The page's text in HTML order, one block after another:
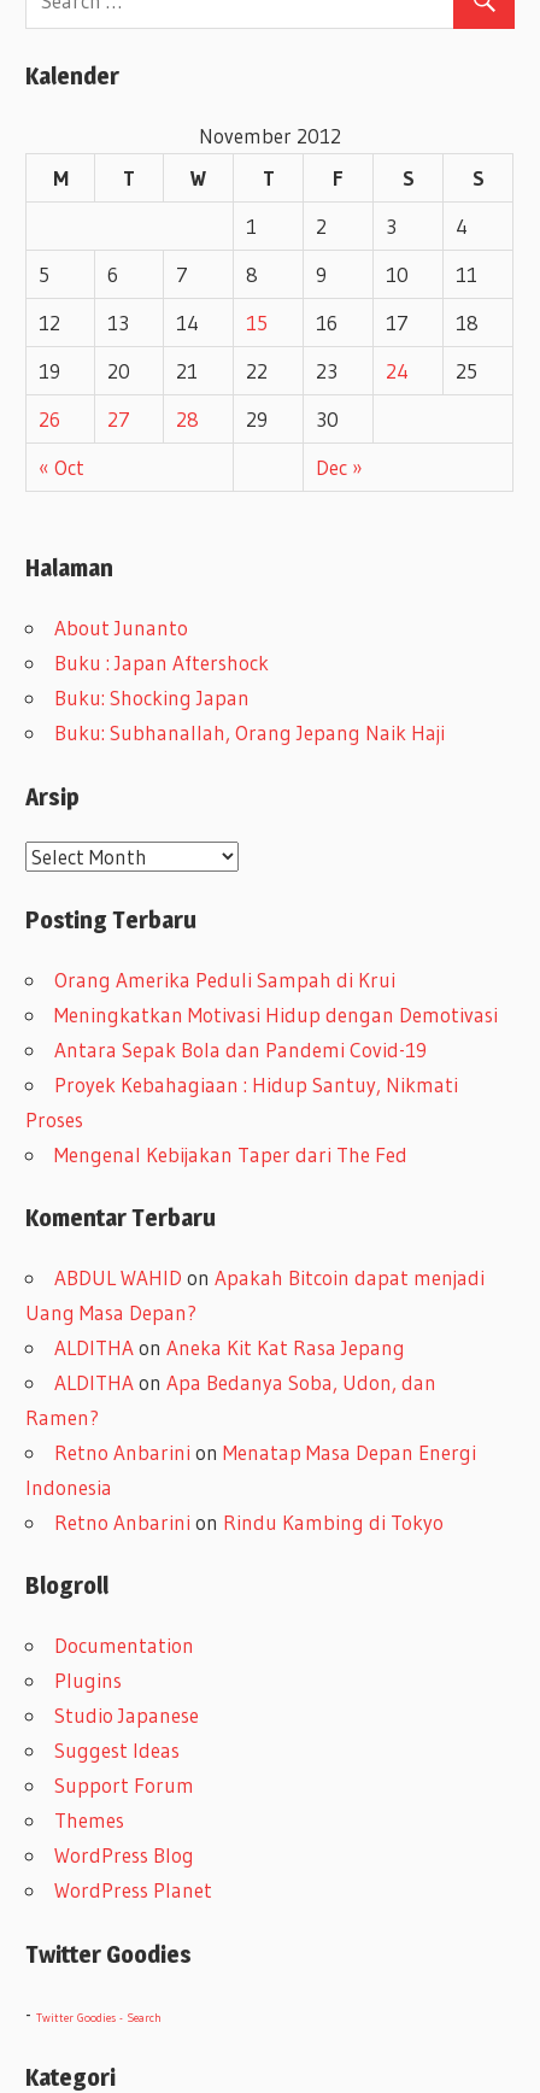
r
Kalender
November 2012
M
T W T F S S
« Oct Dec »
1 2 3
4
5
6 7 8 9 10
11
12
13 14 15 16 17
18
19
20 21 22 23 24
25
26
27 28 29 30
Halaman
About Junanto
Buku : Japan Aftershock
Buku: Shocking Japan
Buku: Subhanallah, Orang Jepang Naik Haji
Arsip
A
s
Posting Terbaru
Orang Amerika Peduli Sampah di Krui
Meningkatkan Motivasi Hidup dengan Demotivasi
Antara Sepak Bola dan Pandemi Covid-19
Proyek Kebahagiaan : Hidup Santuy, Nikmati
Proses
Mengenal Kebijakan Taper dari The Fed
Komentar Terbaru
ABDUL WAHID onApakah Bitcoin dapat menjadi
Uang Masa Depan?
ALDITHAonAneka Kit Kat Rasa Jepang
ALDITHAonApa Bedanya Soba, Udon, dan
Ramen?
Retno Anbarini onMenatap Masa Depan Energi
Indonesia
Retno Anbarini on Rindu Kambing di Tokyo
Blogroll
Documentation
Plugins
Studio Japanese
Suggest Ideas
Support Forum
Themes
WordPress Blog
WordPress Planet
Twitter Goodies
-Twitter Goodies - Search
Kategori